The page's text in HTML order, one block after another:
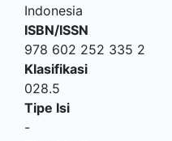
Indonesia
ISBN/ISSN
978 602 252 335 2
Klasifikasi
028.5
Tipe Isi
-